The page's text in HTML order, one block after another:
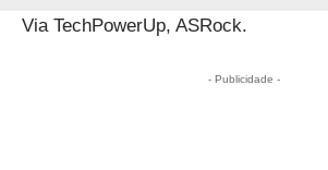
ViaTechPowerUp, ASRock.
- Publicidade -